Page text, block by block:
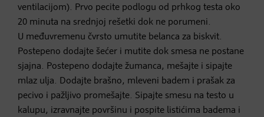
ventilacijom). Prvo pecite podlogu od prhkog testa oko
20 minuta na srednjoj rešetki dok ne porumeni.
U međuvremenu čvrsto umutite belanca za biskvit.
Postepeno dodajte šećer i mutite dok smesa ne postane
sjajna. Postepeno dodajte žumanca, mešajte i sipajte
mlaz ulja. Dodajte brašno, mleveni badem i prašak za
pecivo i pažljivo promešajte. Sipajte smesu na testo u
kalupu, izravnajte površinu i pospite listićima badema i